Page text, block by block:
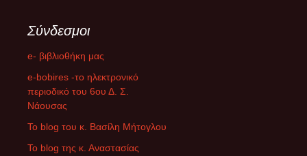
Σύνδεσμοι
e- βιβλιοθήκη μας
e-bobires -το ηλεκτρονικό
περιοδικό του 6ου Δ. Σ.
Νάουσας
To blog του κ. Βασίλη Μήτογλου
Το blog της κ. Αναστασίας